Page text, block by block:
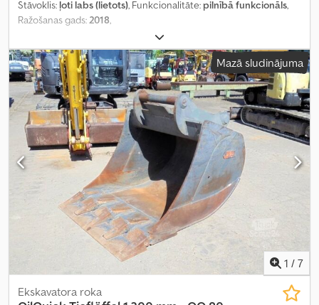
Stāvoklis: ļoti labs (lietots), Funkcionalitāte: pilnībā funkcionāls,
Ražošanas gads:2018,
Mazā sludinājuma
1 / 7
Ekskavatora roka